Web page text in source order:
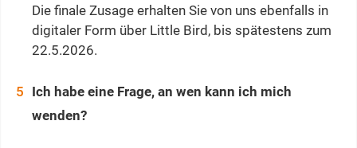
Die finale Zusage erhalten Sie von uns ebenfalls in
digitaler Form über Little Bird, bis spätestens zum
22.5.2026.
Ich habe eine Frage, an wen kann ich mich
wenden?